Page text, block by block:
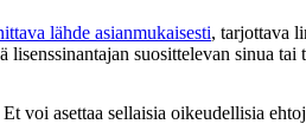
lähde asianmukaisesti, tarjottava
lisenssinantajan suosittelevan sinua tai
voi asettaa sellaisia oikeudellisia